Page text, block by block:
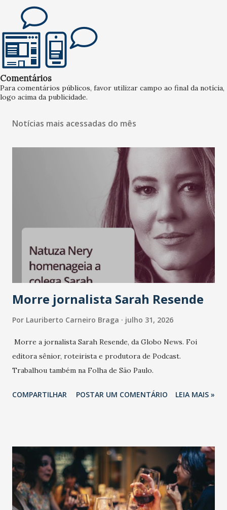
Comentários
Para comentários públicos, favor utilizar campo ao final da notícia,
logo acima da publicidade.
Notícias mais acessadas do mês
Morre jornalista Sarah Resende
Por Lauriberto Carneiro Braga julho 31, 2026
Morre a jornalista Sarah Resende, da Globo News. Foi
editora sênior, roteirista e produtora de Podcast.
Trabalhou também na Folha de São Paulo.
COMPARTILHAR POSTAR UM COMENTÁRIO LEIA MAIS »